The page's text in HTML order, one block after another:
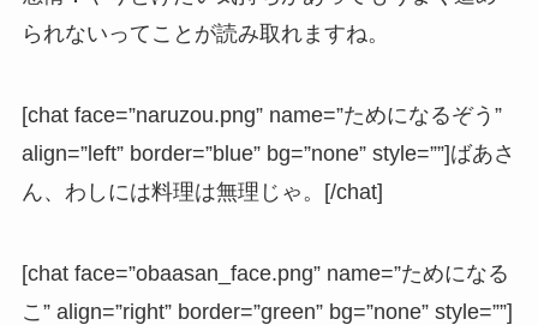
られないってことが読み取れますね。
[chat face=”naruzou.png” name=”ためになるぞう”
align=”left” border=”blue” bg=”none” style=””]ばあさ
ん、わしには料理は無理じゃ。[/chat]
[chat face=”obaasan_face.png” name=”ためになる
こ” align=”right” border=”green” bg=”none” style=””]